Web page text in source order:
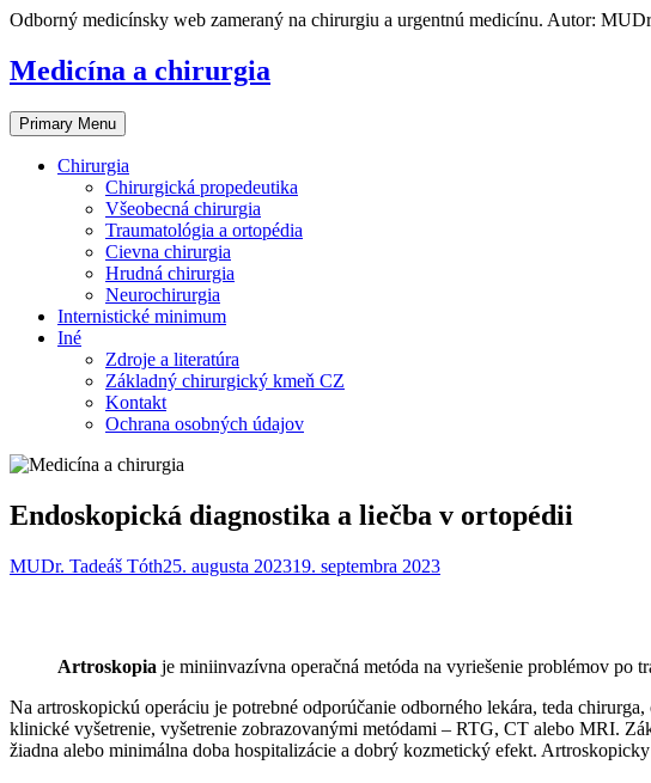
Skip
content
Odborný medicínsky web zameraný na chirurgiu a urgentnú medicínu. Autor:
Medicína a chirurgia
Primary Menu
Chirurgia
Chirurgická propedeutika
Všeobecná chirurgia
Traumatológia a ortopédia
Cievna chirurgia
Hrudná chirurgia
Neurochirurgia
Internistické minimum
Iné
Zdroje a literatúra
Základný chirurgický kmeň CZ
Kontakt
Ochrana osobných údajov
Endoskopická diagnostika a liečba v ortopédii
MUDr. Tadeáš Tóth25. augusta 202319. septembra 2023
Artroskopia je miniinvazívna operačná metóda na vyriešenie problémov po
Na artroskopickú operáciu je potrebné odporúčanie odborného lekára, teda
klinické vyšetrenie, vyšetrenie zobrazovanými metódami – RTG, CT alebo MRI.
žiadna alebo minimálna doba hospitalizácie a dobrý kozmetický efekt.